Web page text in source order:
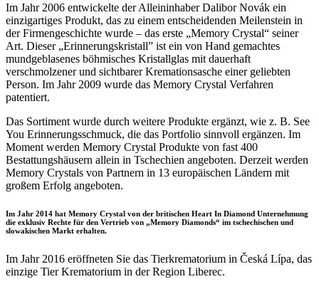
Im Jahr 2006 entwickelte der Alleininhaber Dalibor Novák ein
einzigartiges Produkt, das zu einem entscheidenden Meilenstein in
der Firmengeschichte wurde – das erste „Memory Crystal“ seiner
Art. Dieser „Erinnerungskristall” ist ein von Hand gemachtes
mundgeblasenes böhmisches Kristallglas mit dauerhaft
verschmolzener und sichtbarer Kremationsasche einer geliebten
Person. Im Jahr 2009 wurde das Memory Crystal Verfahren
patentiert.
Das Sortiment wurde durch weitere Produkte ergänzt, wie z. B. See
You Erinnerungsschmuck, die das Portfolio sinnvoll ergänzen. Im
Moment werden Memory Crystal Produkte von fast 400
Bestattungshäusern allein in Tschechien angeboten. Derzeit werden
Memory Crystals von Partnern in 13 europäischen Ländern mit
großem Erfolg angeboten.
Im Jahr 2014 hat Memory Crystal von der britischen Heart In Diamond Unternehmung
die exklusiv Rechte für den Vertrieb von „Memory Diamonds“ im tschechischen und
slowakischen Markt erhalten.
Im Jahr 2016 eröffneten Sie das Tierkrematorium in Česká Lípa, das
einzige Tier Krematorium in der Region Liberec.